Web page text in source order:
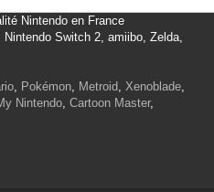
Nintendo en France
Switch 2, amiibo, Zelda,
, Pokémon, Metroid, Xenoblade,
Nintendo, Cartoon Master,